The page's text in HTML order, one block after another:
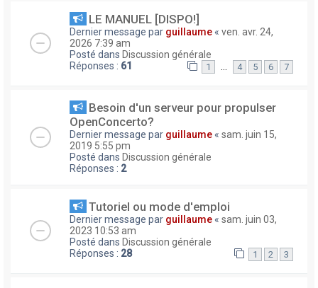
LE MANUEL [DISPO!]
Dernier message par guillaume « ven. avr. 24,
2026 7:39 am
Posté dans Discussion générale
Réponses : 61 1 … 4 5 6 7
Besoin d'un serveur pour propulser
OpenConcerto?
Dernier message par guillaume « sam. juin 15,
2019 5:55 pm
Posté dans Discussion générale
Réponses : 2
Tutoriel ou mode d'emploi
Dernier message par guillaume « sam. juin 03,
2023 10:53 am
Posté dans Discussion générale
Réponses : 28 1 2 3